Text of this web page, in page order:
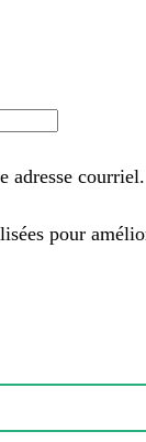
adresse courriel.
pour